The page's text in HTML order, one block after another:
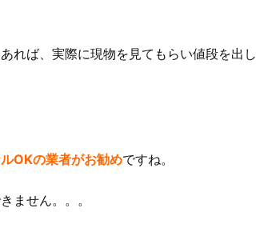
れば、実際に現物を見てもらい値段を出し
OKの業者がお勧めですね。
ません。。。